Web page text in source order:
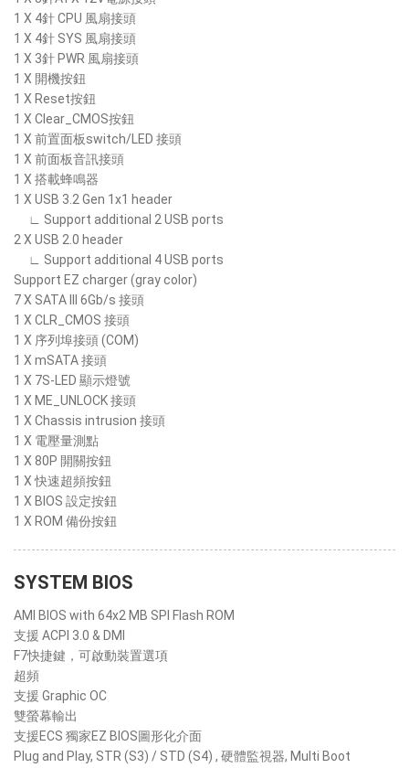
1 X 4針 CPU 風扇接頭
1 X 4針 SYS 風扇接頭
1 X 3針 PWR 風扇接頭
1 X 開機按鈕
1 X Reset按鈕
1 X Clear_CMOS按鈕
1 X 前置面板switch/LED 接頭
1 X 前面板音訊接頭
1 X 搭載蜂鳴器
1 X USB 3.2 Gen 1x1 header
∟ Support additional 2 USB ports
2 X USB 2.0 header
∟ Support additional 4 USB ports
Support EZ charger (gray color)
7 X SATA III 6Gb/s 接頭
1 X CLR_CMOS 接頭
1 X 序列埠接頭 (COM)
1 X mSATA 接頭
1 X 7S-LED 顯示燈號
1 X ME_UNLOCK 接頭
1 X Chassis intrusion 接頭
1 X 電壓量測點
1 X 80P 開關按鈕
1 X 快速超頻按鈕
1 X BIOS 設定按鈕
1 X ROM 備份按鈕
SYSTEM BIOS
AMI BIOS with 64x2 MB SPI Flash ROM
支援 ACPI 3.0 & DMI
F7快捷鍵，可啟動裝置選項
超頻
支援 Graphic OC
雙螢幕輸出
支援ECS 獨家EZ BIOS圖形化介面
Plug and Play, STR (S3) / STD (S4) , 硬體監視器, Multi Boot